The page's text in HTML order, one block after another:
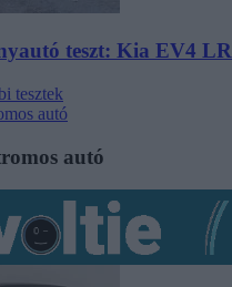
teszt: Kia EV4
tesztek
autó
autó